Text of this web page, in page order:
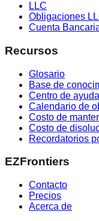
LLC
Obligaciones
Cuenta
Recursos
Glosario
Base de
Centro de ayuda
Calendario de
Costo de
Costo de
Recordatorios
EZFrontiers
Contacto
Precios
Acerca de